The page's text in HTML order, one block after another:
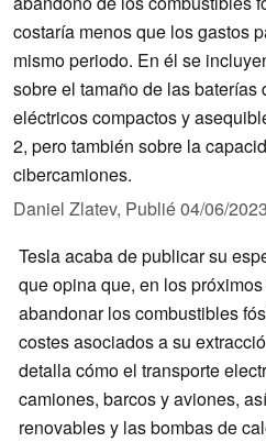
costaría menos que los gastos
mismo periodo. En él se
sobre el tamaño de las
eléctricos compactos y
2, pero también sobre la
cibercamiones.
Daniel Zlatev, Publié04/06/2023
Tesla acaba de publicar su
que opina que, en los
abandonar los combustibles
costes asociados a su
detalla cómo el transporte
camiones, barcos y aviones,
renovables y las bombas de